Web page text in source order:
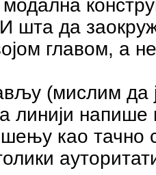
И шта да
главом, а
(мислим да
линији
као тачно